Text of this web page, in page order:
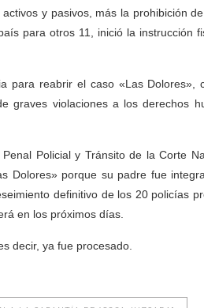
y pasivos, más la prohibición
para otros 11, inició la instrucción
reabrir el caso «Las Dolores»,
graves violaciones a los derechos
Policial y Tránsito de la Corte
Dolores» porque su padre fue
definitivo de los 20 policías
en los próximos días.
decir, ya fue procesado.